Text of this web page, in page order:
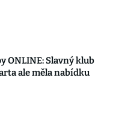
ONLINE: Slavný klub
ale měla nabídku